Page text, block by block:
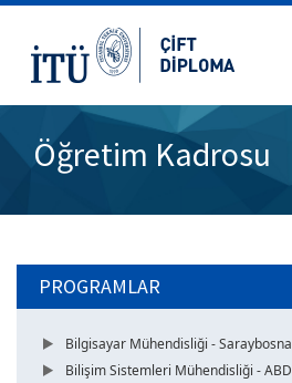
Öğretim Kadrosu
PROGRAMLAR
Bilgisayar Mühendisliği - Saraybosna
Bilişim Sistemleri Mühendisliği - ABD